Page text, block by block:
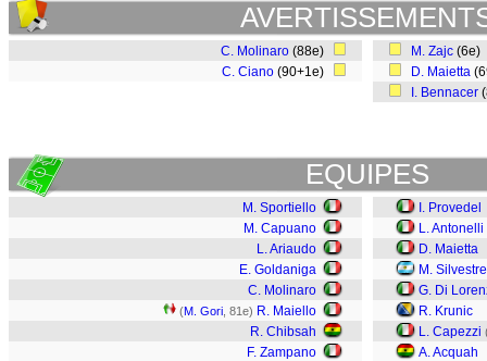
C. Molinaro (88e)
C. Ciano (90+1e)
M. Zajc (6e)
D. Maietta
I. Bennacer
EQUIPES
M. Sportiello
M. Capuano
L. Ariaudo
E. Goldaniga
C. Molinaro
(M. Gori , 81e) R. Maiello
R. Chibsah
F. Zampano
I. Provedel
L. Antonelli
D. Maietta
M. Silvestre
G. Di
R. Krunic
L. Capezzi
A. Acquah